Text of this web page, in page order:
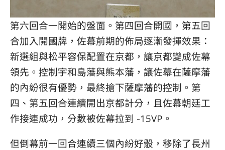
第六回合一開始的盤面。第四回合開國，第五回
合加入開國牌，佐幕前期的佈局逐漸發揮效果：
新選組與松平容保配置在京都，讓京都變成佐幕
領先。控制宇和島藩與熊本藩，讓佐幕在薩摩藩
的內紛很有優勢，最終搶下薩摩藩的控制。第
四、第五回合連續開出京都計分，且佐幕朝廷工
作接連成功，分數被佐幕拉到 -15VP。
但倒幕前一回合連續三個內紛好骰，移除了長州